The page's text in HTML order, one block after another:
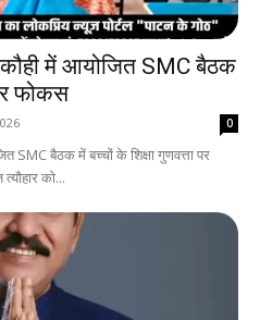
में आयोजित SMC बैठक
फोकस
0
SMC बैठक में बच्चों के शिक्षा गुणवत्ता पर
को...